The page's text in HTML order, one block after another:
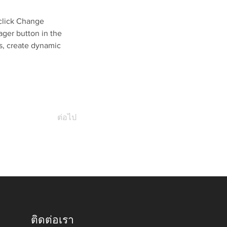
Change
button in the
create dynamic
ต่อไป
ติดต่อเรา